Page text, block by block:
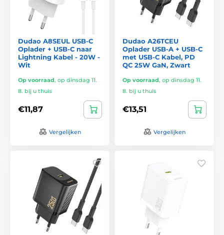
Dudao A8SEUL USB-C
Oplader + USB-C naar
Lightning Kabel - 20W -
Wit
Op voorraad, op dinsdag 11.
8. bij u thuis
€11,87
Vergelijken
Dudao A26TCEU
Oplader USB-A + USB-C
met USB-C Kabel, PD
QC 25W GaN, Zwart
Op voorraad, op dinsdag 11.
8. bij u thuis
€13,51
Vergelijken